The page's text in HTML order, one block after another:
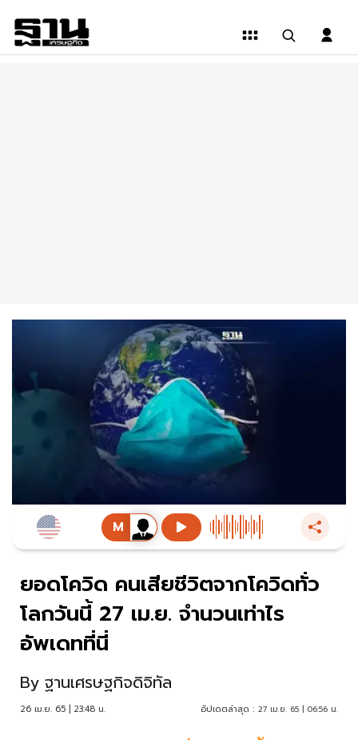
ยอดโควิด คนเสียชีวิตจากโควิดทั่ว
โลกวันนี้ 27 เม.ย. จำนวนเท่าไร
อัพเดทที่นี่
By ฐานเศรษฐกิจดิจิทัล
26 เม.ย. 65 | 23:48 น. อัปเดตล่าสุด : 27 เม.ย. 65 | 06:56 น.